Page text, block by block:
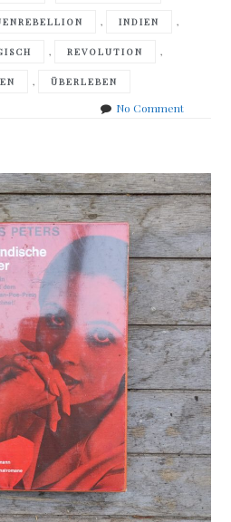
, INDIEN ,
, REVOLUTION ,
, ÜBERLEBEN
No Commenton
–
Der
Duft
der